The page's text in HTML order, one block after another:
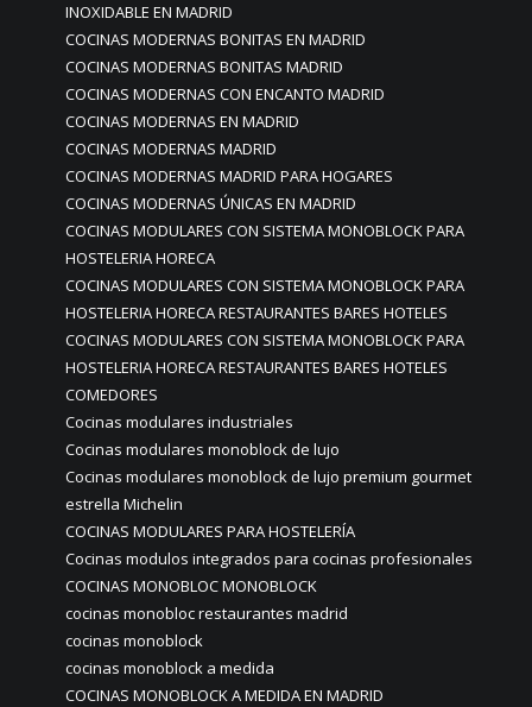
INOXIDABLE EN MADRID
COCINAS MODERNAS BONITAS EN MADRID
COCINAS MODERNAS BONITAS MADRID
COCINAS MODERNAS CON ENCANTO MADRID
COCINAS MODERNAS EN MADRID
COCINAS MODERNAS MADRID
COCINAS MODERNAS MADRID PARA HOGARES
COCINAS MODERNAS ÚNICAS EN MADRID
COCINAS MODULARES CON SISTEMA MONOBLOCK PARA
HOSTELERIA HORECA
COCINAS MODULARES CON SISTEMA MONOBLOCK PARA
HOSTELERIA HORECA RESTAURANTES BARES HOTELES
COCINAS MODULARES CON SISTEMA MONOBLOCK PARA
HOSTELERIA HORECA RESTAURANTES BARES HOTELES
COMEDORES
Cocinas modulares industriales
Cocinas modulares monoblock de lujo
Cocinas modulares monoblock de lujo premium gourmet
estrella Michelin
COCINAS MODULARES PARA HOSTELERÍA
Cocinas modulos integrados para cocinas profesionales
COCINAS MONOBLOC MONOBLOCK
cocinas monobloc restaurantes madrid
cocinas monoblock
cocinas monoblock a medida
COCINAS MONOBLOCK A MEDIDA EN MADRID